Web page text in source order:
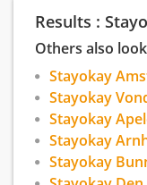
aangestuurd en
hoofdkantoor te
operations,
human
ICT.
Results :
Others also
Stayokay
Stayokay
Stayokay
Stayokay
Stayokay